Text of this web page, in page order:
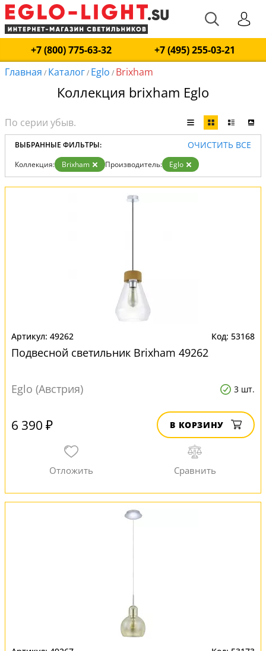
+7 (800) 775-63-32
+7 (495) 255-03-21
Главная / Каталог/ Eglo / Brixham
Коллекция brixham Eglo
ВЫБРАННЫЕ ФИЛЬТРЫ: ОЧИСТИТЬ ВСЕ
Коллекция: Brixham Производитель: Eglo
49262 53168
Подвесной светильник Brixham 49262
Eglo (Австрия) 3 шт.
6 390 ₽ В КОРЗИНУ